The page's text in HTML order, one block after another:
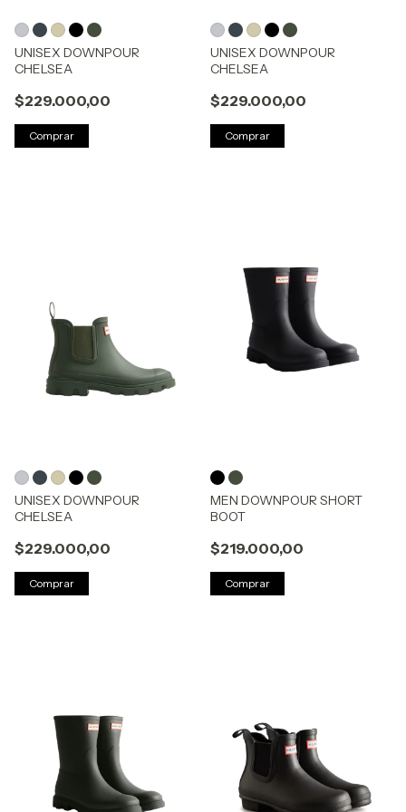
UNISEX DOWNPOUR
CHELSEA
$229.000,00
Comprar
UNISEX DOWNPOUR
CHELSEA
$229.000,00
Comprar
UNISEX DOWNPOUR
CHELSEA
$229.000,00
Comprar
MEN DOWNPOUR SHORT
BOOT
$219.000,00
Comprar